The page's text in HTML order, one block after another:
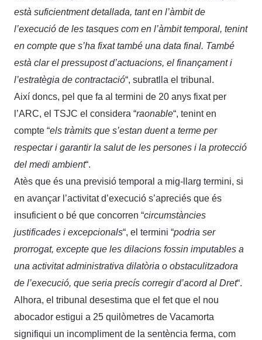
està suficientment detallada, tant en l’àmbit de
l’execució de les tasques com en l’àmbit temporal, tenint
en compte que s’ha fixat també una data final. També
està clar el pressupost d’actuacions, el finançament i
l’estratègia de contractació“, subratlla el tribunal.
Així doncs, pel que fa al termini de 20 anys fixat per
l’ARC, el TSJC el considera “raonable“, tenint en
compte “els tràmits que s’estan duent a terme per
respectar i garantir la salut de les persones i la protecció
del medi ambient“.
Atès que és una previsió temporal a mig-llarg termini, si
en avançar l’activitat d’execució s’apreciés que és
insuficient o bé que concorren “circumstàncies
justificades i excepcionals“, el termini “podria ser
prorrogat, excepte que les dilacions fossin imputables a
una activitat administrativa dilatòria o obstaculitzadora
de l’execució, que seria precís corregir d’acord al Dret“.
Alhora, el tribunal desestima que el fet que el nou
abocador estigui a 25 quilòmetres de Vacamorta
signifiqui un incompliment de la sentència ferma, com